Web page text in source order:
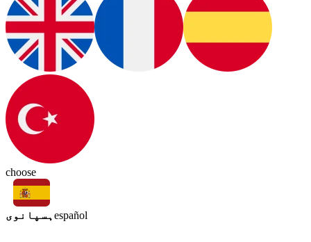
choose
ہسپانوی español